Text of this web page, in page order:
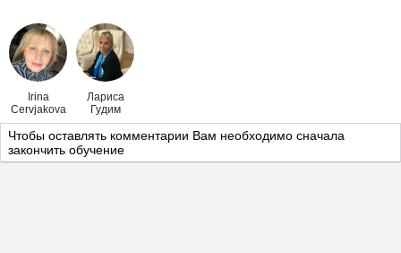
Irina
Cervjakova
Лариса
Гудим
Чтобы оставлять комментарии Вам необходимо сначала
закончить обучение